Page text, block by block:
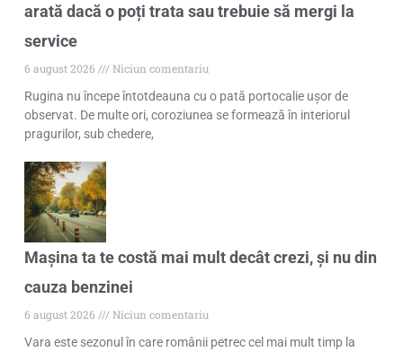
arată dacă o poți trata sau trebuie să mergi la
service
6 august 2026
Niciun comentariu
Rugina nu începe întotdeauna cu o pată portocalie ușor de
observat. De multe ori, coroziunea se formează în interiorul
pragurilor, sub chedere,
Mașina ta te costă mai mult decât crezi, și nu din
cauza benzinei
6 august 2026
Niciun comentariu
Vara este sezonul în care românii petrec cel mai mult timp la